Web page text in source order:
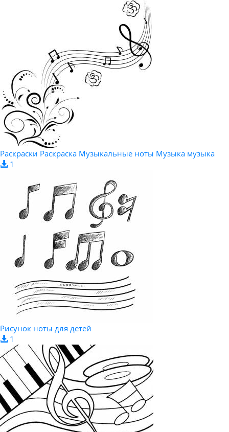
Раскраски Раскраска Музыкальные ноты Музыка музыка
1
Рисунок ноты для детей
1